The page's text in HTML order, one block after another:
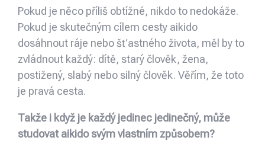
Pokud je něco příliš obtížné, nikdo to nedokáže.
Pokud je skutečným cílem cesty aikido
dosáhnout ráje nebo šťastného života, měl by to
zvládnout každý: dítě, starý člověk, žena,
postižený, slabý nebo silný člověk. Věřím, že toto
je pravá cesta.
Takže i když je každý jedinec jedinečný, může
studovat aikido svým vlastním způsobem?